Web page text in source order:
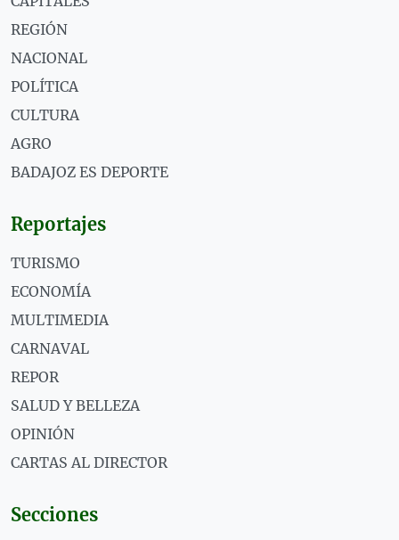
REGIÓN
NACIONAL
POLÍTICA
CULTURA
AGRO
BADAJOZ ES DEPORTE
Reportajes
TURISMO
ECONOMÍA
MULTIMEDIA
CARNAVAL
REPOR
SALUD Y BELLEZA
OPINIÓN
CARTAS AL DIRECTOR
Secciones